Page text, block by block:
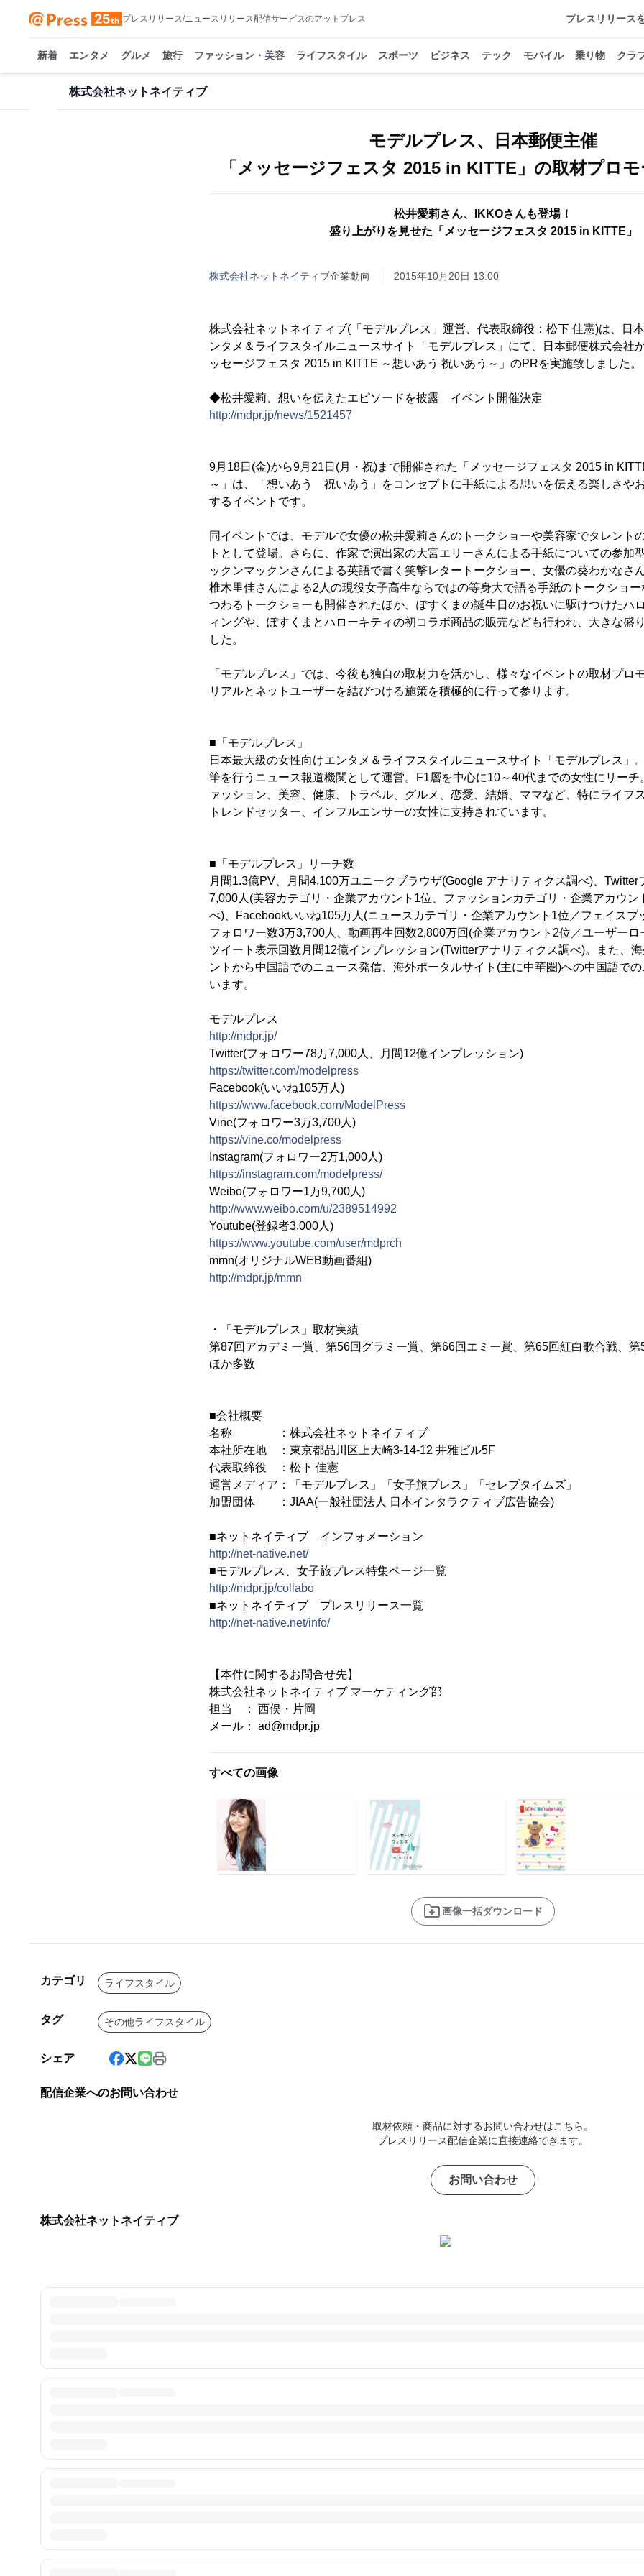
プレスリリース/ニュースリリース配信サービスのアットプレス プレスリリース
新着 エンタメ グルメ 旅行 ファッション・美容 ライフスタイル スポーツ ビジネス テック モバイル 乗り物 クラ
株式会社ネットネイティブ
モデルプレス、日本郵便主催
「メッセージフェスタ 2015 in KITTE」の取材プロ
松井愛莉さん、IKKOさんも登場！
盛り上がりを見せた「メッセージフェスタ 2015 in KITTE」
株式会社ネットネイティブ企業動向 2015年10月20日 13:00
株式会社ネットネイティブ(「モデルプレス」運営、代表取締役：松下 佳憲)は、日
ンタメ＆ライフスタイルニュースサイト「モデルプレス」にて、日本郵便株式会社
ッセージフェスタ 2015 in KITTE ～想いあう 祝いあう～」のPRを実施致しました。
◆松井愛莉、想いを伝えたエピソードを披露 イベント開催決定
http://mdpr.jp/news/1521457
9月18日(金)から9月21日(月・祝)まで開催された「メッセージフェスタ 2015 in
～」は、「想いあう 祝いあう」をコンセプトに手紙による思いを伝える楽しさや
するイベントです。
同イベントでは、モデルで女優の松井愛莉さんのトークショーや美容家でタレント
トとして登場。さらに、作家で演出家の大宮エリーさんによる手紙についての参加
ックンマックンさんによる英語で書く笑撃レタートークショー、女優の葵わかなさ
椎木里佳さんによる2人の現役女子高生ならではの等身大で語る手紙のトークショー
つわるトークショーも開催されたほか、ぽすくまの誕生日のお祝いに駆けつけたハ
ィングや、ぽすくまとハローキティの初コラボ商品の販売なども行われ、大きな盛
した。
「モデルプレス」では、今後も独自の取材力を活かし、様々なイベントの取材プロ
リアルとネットユーザーを結びつける施策を積極的に行って参ります。
■「モデルプレス」
日本最大級の女性向けエンタメ＆ライフスタイルニュースサイト「モデルプレス」
筆を行うニュース報道機関として運営。F1層を中心に10～40代までの女性にリーチ
ァッション、美容、健康、トラベル、グルメ、恋愛、結婚、ママなど、特にライフ
トレンドセッター、インフルエンサーの女性に支持されています。
■「モデルプレス」リーチ数
月間1.3億PV、月間4,100万ユニークブラウザ(Google アナリティクス調べ)、Twitter
7,000人(美容カテゴリ・企業アカウント1位、ファッションカテゴリ・企業アカウン
べ)、Facebookいいね105万人(ニュースカテゴリ・企業アカウント1位／フェイスブ
フォロワー数3万3,700人、動画再生回数2,800万回(企業アカウント2位／ユーザーロ
ツイート表示回数月間12億インプレッション(Twitterアナリティクス調べ)。また、
ントから中国語でのニュース発信、海外ポータルサイト(主に中華圏)への中国語で
います。
モデルプレス
http://mdpr.jp/
Twitter(フォロワー78万7,000人、月間12億インプレッション)
https://twitter.com/modelpress
Facebook(いいね105万人)
https://www.facebook.com/ModelPress
Vine(フォロワー3万3,700人)
https://vine.co/modelpress
Instagram(フォロワー2万1,000人)
https://instagram.com/modelpress/
Weibo(フォロワー1万9,700人)
http://www.weibo.com/u/2389514992
Youtube(登録者3,000人)
https://www.youtube.com/user/mdprch
mmn(オリジナルWEB動画番組)
http://mdpr.jp/mmn
・「モデルプレス」取材実績
第87回アカデミー賞、第56回グラミー賞、第66回エミー賞、第65回紅白歌合戦、
ほか多数
■会社概要
名称 ：株式会社ネットネイティブ
本社所在地 ：東京都品川区上大崎3-14-12 井雅ビル5F
代表取締役 ：松下 佳憲
運営メディア：「モデルプレス」「女子旅プレス」「セレブタイムズ」
加盟団体 ：JIAA(一般社団法人 日本インタラクティブ広告協会)
■ネットネイティブ インフォメーション
http://net-native.net/
■モデルプレス、女子旅プレス特集ページ一覧
http://mdpr.jp/collabo
■ネットネイティブ プレスリリース一覧
http://net-native.net/info/
【本件に関するお問合せ先】
株式会社ネットネイティブ マーケティング部
担当 ： 西俣・片岡
メール： ad@mdpr.jp
すべての画像
画像一括ダウンロード
カテゴリ ライフスタイル
タグ その他ライフスタイル
シェア
配信企業へのお問い合わせ
取材依頼・商品に対するお問い合わせはこちら。
プレスリリース配信企業に直接連絡できます。
お問い合わせ
株式会社ネットネイティブ